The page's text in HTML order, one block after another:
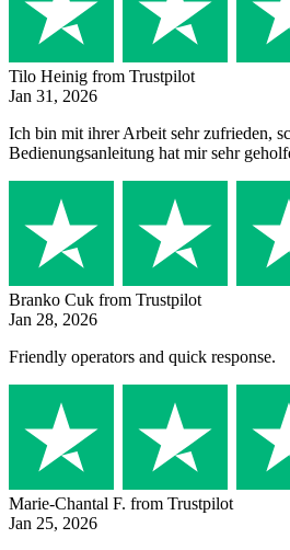
Tilo Heinig from Trustpilot
Jan 31, 2026
Ich bin mit ihrer Arbeit sehr zufrieden,
Bedienungsanleitung hat mir sehr
Branko Cuk from Trustpilot
Jan 28, 2026
Friendly operators and quick response.
Marie-Chantal F. from Trustpilot
Jan 25, 2026